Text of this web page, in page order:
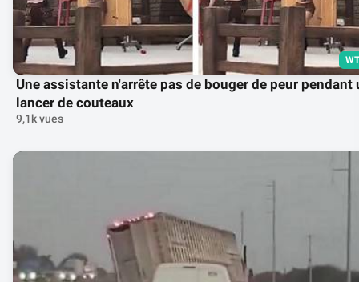
Une assistante n'arrête pas de bouger de peur pendant
lancer de couteaux
9,1k vues